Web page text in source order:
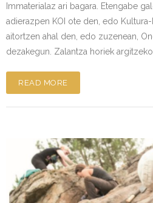
Immaterialaz ari bagara. Etengabe
adierazpen KOI ote den, edo
aitortzen ahal den, edo zuzenean,
dezakegun. Zalantza horiek
READ MORE